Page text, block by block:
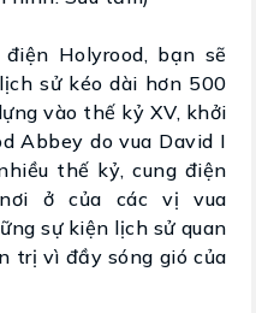
Holyrood, bạn sẽ
sử kéo dài hơn 500
vào thế kỷ XV, khởi
Abbey do vua David I
thế kỷ, cung điện
ở của các vị vua
sự kiện lịch sử quan
trị vì đầy sóng gió của